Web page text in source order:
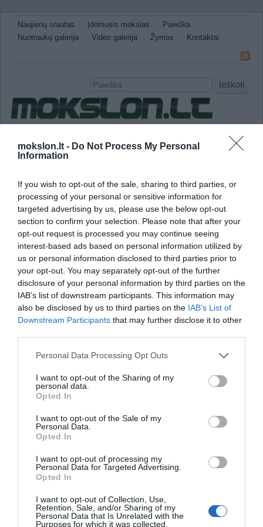
mokslon.lt - Do Not Process My Personal
Information
If you wish to opt-out of the sale, sharing to third parties, or
processing of your personal or sensitive information for
targeted advertising by us, please use the below opt-out
section to confirm your selection. Please note that after your
opt-out request is processed you may continue seeing
interest-based ads based on personal information utilized by
us or personal information disclosed to third parties prior to
your opt-out. You may separately opt-out of the further
disclosure of your personal information by third parties on the
IAB’s list of downstream participants. This information may
also be disclosed by us to third parties on the IAB’s List of
Downstream Participants that may further disclose it to other
Personal Data Processing Opt Outs
I want to opt-out of the Sharing of my
personal data.
Opted In
I want to opt-out of the Sale of my
Personal Data.
Opted In
I want to opt-out of processing my
Personal Data for Targeted Advertising.
Opted In
I want to opt-out of Collection, Use,
Retention, Sale, and/or Sharing of my
Personal Data that Is Unrelated with the
Purposes for which it was collected.
Naujienų srautas Įdomusis mokslas
Paieška
Nuotraukų galerija
Video galerija Žymos Kontaktai
Ieškoti
IT Technologijos
mokslininkai galvoja
Ar Darvino emocijų teorija buvo klaidinga?
Anot naujo straipsnio, publikuoto „Current
priešingai negu daugelis psichologijos
„standartinių“ emocijų rinkinį ir emocijos
Todėl paskutinės tendencijos: apmokyti
emocijas iš žmonių veidų, gali būti
skaitytojams priminti apie
Naujienlaiškio prenumerata
pirmieji.
Užsisakyti
Atsisakyti
Draugai